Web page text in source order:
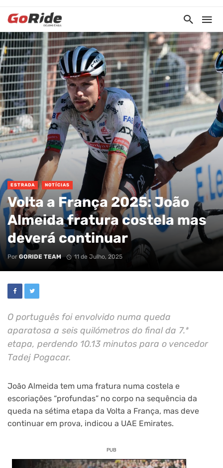
ESTRADA NOTÍCIAS
Volta a França 2025: João
Almeida fratura costela mas
deverá continuar
Por GORIDE TEAM 11 de Julho, 2025
O português foi envolvido numa queda
aparatosa a seis quilómetros do final da 7.ª
etapa, perdendo 10.13 minutos para o vencedor
Tadej Pogacar.
João Almeida tem uma fratura numa costela e
escoriações “profundas” no corpo na sequência da
queda na sétima etapa da Volta a França, mas deve
continuar em prova, indicou a UAE Emirates.
PUB